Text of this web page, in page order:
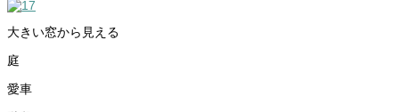
大きい窓から見える
庭
愛車